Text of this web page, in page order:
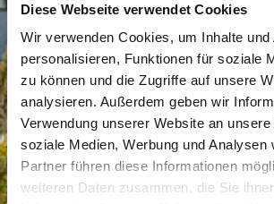
Diese Webseite verwendet Cookies
Wir verwenden Cookies, um Inhalte und
personalisieren, Funktionen für soziale
zu können und die Zugriffe auf unsere
analysieren. Außerdem geben wir
Verwendung unserer Website an
soziale Medien, Werbung und Analysen
Partner führen diese Informationen
weiteren Daten zusammen, die Sie